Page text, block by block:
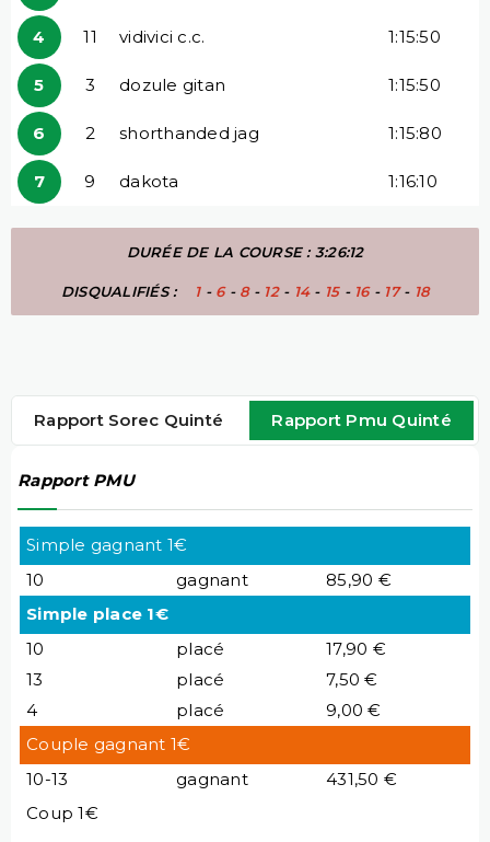
4 11 vidivici c.c. 1:15:50
5 3 dozule gitan 1:15:50
6 2 shorthanded jag 1:15:80
7 9 dakota 1:16:10
DURÉE DE LA COURSE : 3:26:12
DISQUALIFIÉS : 1- 6- 8- 12- 14- 15- 16- 17- 18
Rapport Sorec Quinté Rapport Pmu Quinté
Rapport PMU
Simple gagnant 1€
10
gagnant
85,90 €
Simple place 1€
10
placé
17,90 €
13
placé
7,50 €
4
placé
9,00 €
Couple gagnant 1€
10-13
gagnant
431,50 €
Coup 1€